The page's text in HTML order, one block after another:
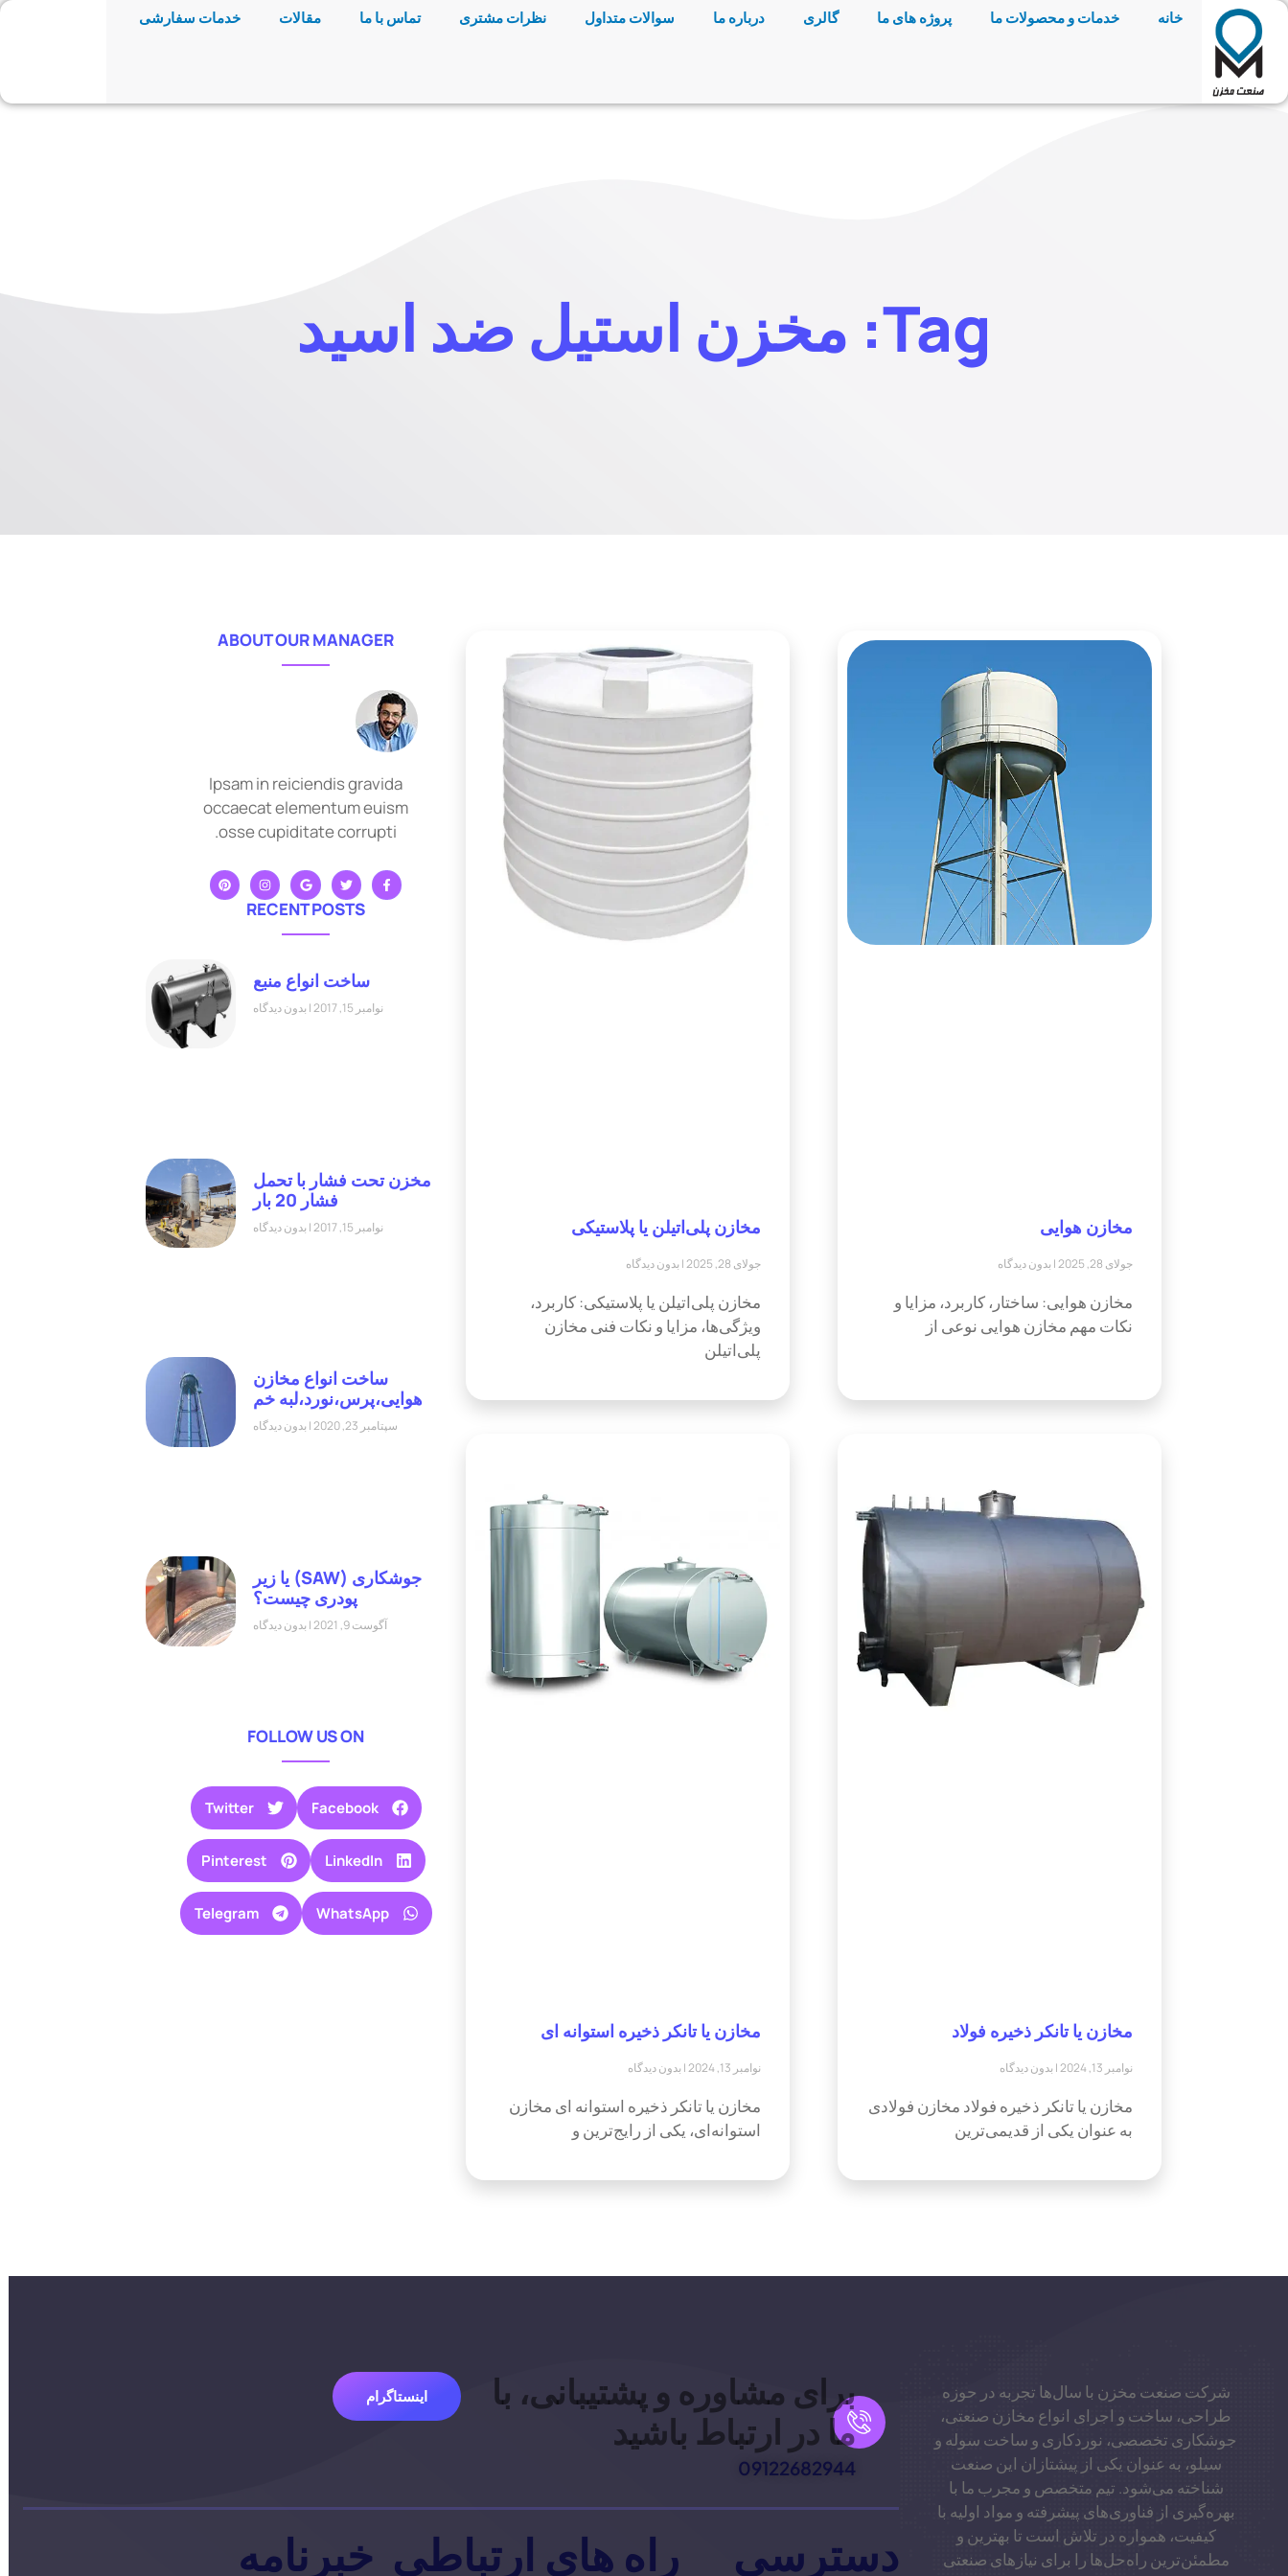
خانه خدمات و محصولات ما پروژه های ما گالری درباره ما سوالات متداول نظرات مشتری تماس با ما مقالات خدمات سفارشی
Tag: مخزن استیل ضد اسید
مخازن هوایی
جولای 28, 2025 بدون دیدگاه
مخازن هوایی: ساختار، کاربرد، مزایا و
نکات مهم مخازن هوایی نوعی از
مخازن پلی‌اتیلن یا پلاستیکی
جولای 28, 2025 بدون دیدگاه
مخازن پلی‌اتیلن یا پلاستیکی: کاربرد،
ویژگی‌ها، مزایا و نکات فنی مخازن
پلی‌اتیلن
مخازن یا تانکر ذخیره فولاد
نوامبر 13, 2024 بدون دیدگاه
مخازن یا تانکر ذخیره فولاد مخازن فولادی
به عنوان یکی از قدیمی‌ترین
مخازن یا تانکر ذخیره استوانه ای
نوامبر 13, 2024 بدون دیدگاه
مخازن یا تانکر ذخیره استوانه ای مخازن
استوانه‌ای، یکی از رایج‌ترین و
ABOUT OUR MANAGER
Ipsam in reiciendis gravida
occaecat elementum euism
osse cupiditate corrupti.
RECENT POSTS
ساخت انواع منبع
نوامبر 15, 2017 بدون دیدگاه
مخزن تحت فشار با تحمل
فشار 20 بار
نوامبر 15, 2017 بدون دیدگاه
ساخت انواع مخازن
هوایی،پرس،نورد،لبه خم
سپتامبر 23, 2020 بدون دیدگاه
جوشکاری (SAW) یا زیر
پودری چیست؟
آگوست 9, 2021 بدون دیدگاه
FOLLOW US ON
Facebook
Twitter
LinkedIn
Pinterest
WhatsApp
Telegram
شرکت صنعت مخزن با سال‌ها تجربه در حوزه
طراحی، ساخت و اجرای انواع مخازن صنعتی،
جوشکاری تخصصی، نوردکاری و ساخت سوله و
سیلو، به عنوان یکی از پیشتازان این صنعت
شناخته می‌شود. تیم متخصص و مجرب ما با
بهره‌گیری از فناوری‌های پیشرفته و مواد اولیه با
کیفیت، همواره در تلاش است تا بهترین و
مطمئن‌ترین راه‌حل‌ها را برای نیازهای صنعتی
برای مشاوره و پشتیبانی، با
ما در ارتباط باشید
09122682944
اینستاگرام
دسترسی راه های ارتباطی خبرنامه